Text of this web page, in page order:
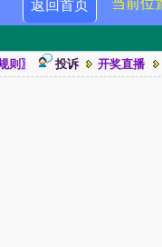
返回首页 当前位
则〗 投诉 开奖直播